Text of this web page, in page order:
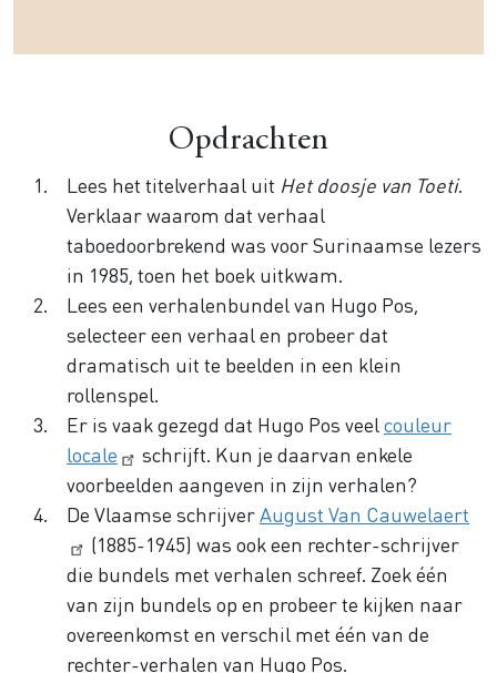
Opdrachten
Lees het titelverhaal uit Het doosje van Toeti.
Verklaar waarom dat verhaal
taboedoorbrekend was voor Surinaamse lezers
in 1985, toen het boek uitkwam.
Lees een verhalenbundel van Hugo Pos,
selecteer een verhaal en probeer dat
dramatisch uit te beelden in een klein
rollenspel.
Er is vaak gezegd dat Hugo Pos veelcouleur
locale
schrijft. Kun je daarvan enkele
voorbeelden aangeven in zijn verhalen?
De Vlaamse schrijverAugust Van Cauwelaert
(1885-1945) was ook een rechter-schrijver
die bundels met verhalen schreef. Zoek één
van zijn bundels op en probeer te kijken naar
overeenkomst en verschil met één van de
rechter-verhalen van Hugo Pos.